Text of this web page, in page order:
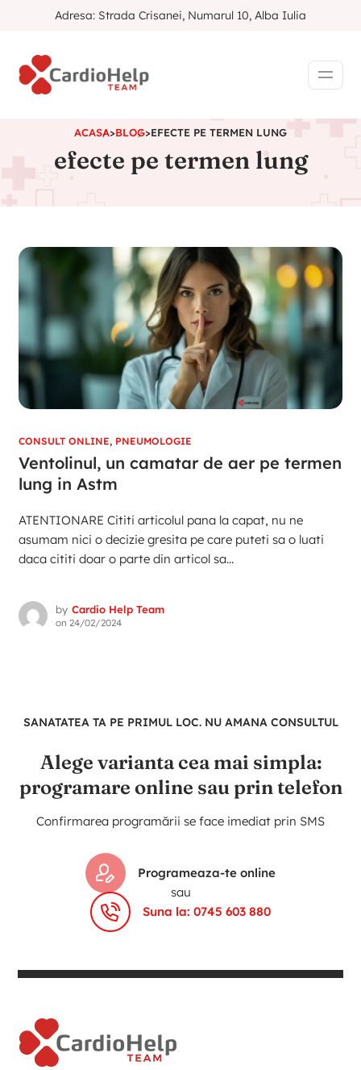
Adresa: Strada Crisanei, Numarul 10, Alba Iulia
ACASA>BLOG>EFECTE PE TERMEN LUNG
efecte pe termen lung
CONSULT ONLINE, PNEUMOLOGIE
Ventolinul, un camatar de aer pe termen
lung in Astm
ATENTIONARE Cititi articolul pana la capat, nu ne
asumam nici o decizie gresita pe care puteti sa o luati
daca cititi doar o parte din articol sa...
by Cardio Help Team
on 24/02/2024
SANATATEA TA PE PRIMUL LOC. NU AMANA CONSULTUL
Alege varianta cea mai simpla:
programare online sau prin telefon
Confirmarea programării se face imediat prin SMS
Programeaza-te online
sau
Suna la: 0745 603 880